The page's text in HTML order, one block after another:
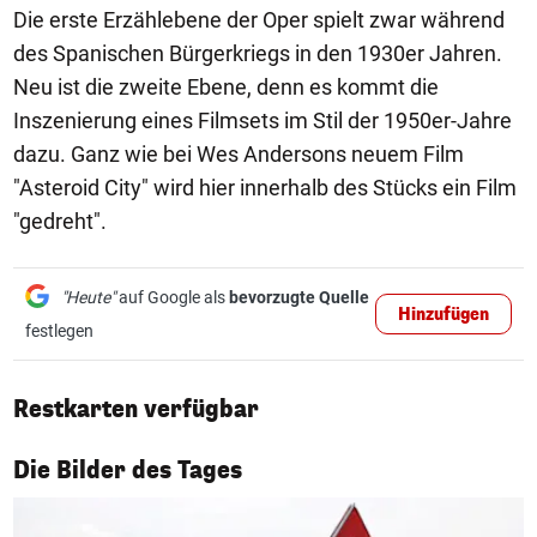
Die erste Erzählebene der Oper spielt zwar während
des Spanischen Bürgerkriegs in den 1930er Jahren.
Neu ist die zweite Ebene, denn es kommt die
Inszenierung eines Filmsets im Stil der 1950er-Jahre
dazu. Ganz wie bei Wes Andersons neuem Film
"Asteroid City" wird hier innerhalb des Stücks ein Film
"gedreht".
"Heute"auf Google als bevorzugte Quelle
festlegen
Hinzufügen
Restkarten verfügbar
Die Bilder des Tages
1/50